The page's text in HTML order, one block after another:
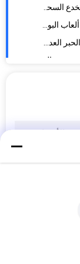
الكورية فير. بطاقات لاصقة الاتصال العدسات / مضيئة الحبر العدسات اللاصقة للبوكر الغش
الكورية فير. عدسات غير مرئية للبطاقات اللاصقة لسطح عرض السحر 13.8 مم
الأشعة تحت الحمراء بطاقات ملحوظ العدسات اللاصقة للبوكر الغش منظور نظارات